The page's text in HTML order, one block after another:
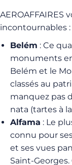
AEROAFFAIRES
incontournables :
Belém : Ce
monuments
Belém et le
classés au
manquez pas
nata (tartes à
Alfama : Le
connu pour
et ses vues
Saint-